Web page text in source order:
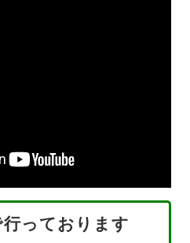
っております